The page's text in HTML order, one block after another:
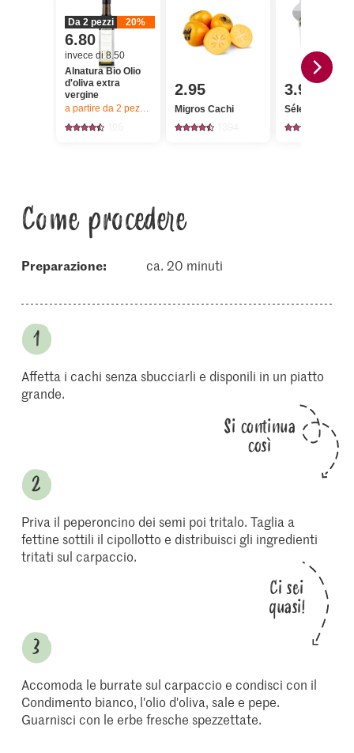
Da 2 pezzi 20%
6.80
invece di 8.50
Alnatura Bio Olio
d'oliva extra
vergine
a partire da 2 pezzi, Offerta valida solo dal 6.8 al 12.8.2026, fino a
2.95
Migros Cachi
3.95
Sélection
Come procedere
Preparazione: ca. 20 minuti
Affetta i cachi senza sbucciarli e disponili in un piatto
grande.
Si continua
così
Priva il peperoncino dei semi poi tritalo. Taglia a
fettine sottili il cipollotto e distribuisci gli ingredienti
tritati sul carpaccio.
Ci sei
quasi!
Accomoda le burrate sul carpaccio e condisci con il
Condimento bianco, l'olio d'oliva, sale e pepe.
Guarnisci con le erbe fresche spezzettate.